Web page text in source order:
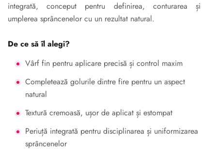
integrată, conceput pentru definirea, conturarea și
umplerea sprâncenelor cu un rezultat natural.
De ce să îl alegi?
Vârf fin pentru aplicare precisă și control maxim
Completează golurile dintre fire pentru un aspect
natural
Textură cremoasă, ușor de aplicat și estompat
Periuță integrată pentru disciplinarea și uniformizarea
sprâncenelor